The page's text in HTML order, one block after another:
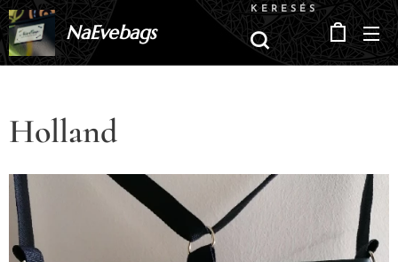
NaEvebags
KERESÉS
Holland